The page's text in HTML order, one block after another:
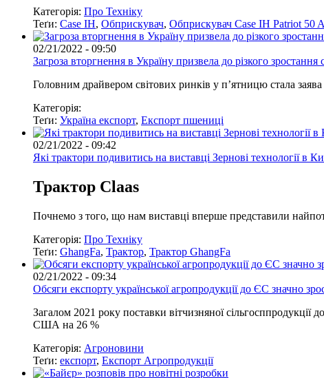
Категорія: Про Техніку
Теґи: Case IH, Обприскувач, Обприскувач Case IH Patriot 50
02/21/2022 - 09:50
Загроза вторгнення в Україну призвела до різкого
Головним драйвером світових ринків у п’ятницю стала
Категорія:
Теґи: Україна експорт, Експорт пшениці
02/21/2022 - 09:42
Які трактори подивитись на виставці Зернові технології в
Трактор Claas
Почнемо з того, що нам виставці вперше представили
Категорія: Про Техніку
Теґи: GhangFa, Трактор, Трактор GhangFa
02/21/2022 - 09:34
Обсяги експорту української агропродукції до ЄС значно
Загалом 2021 року поставки вітчизняної
США на 26 %
Категорія: Агроновини
Теґи: експорт, Експорт Агропродукції